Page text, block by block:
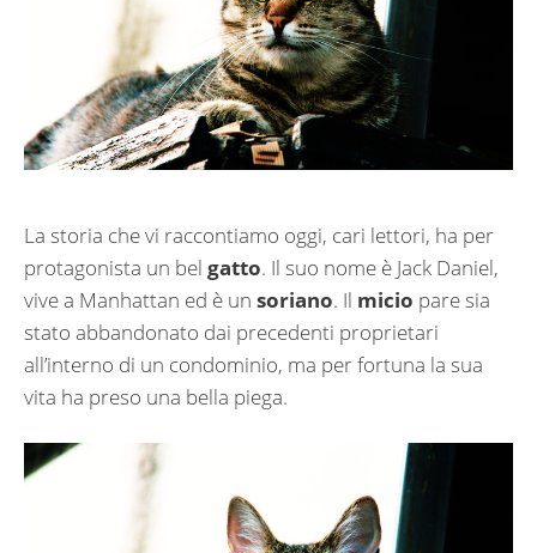
La storia che vi raccontiamo oggi, cari lettori, ha per
protagonista un bel gatto. Il suo nome è Jack Daniel,
vive a Manhattan ed è un soriano. Il micio pare sia
stato abbandonato dai precedenti proprietari
all’interno di un condominio, ma per fortuna la sua
vita ha preso una bella piega.